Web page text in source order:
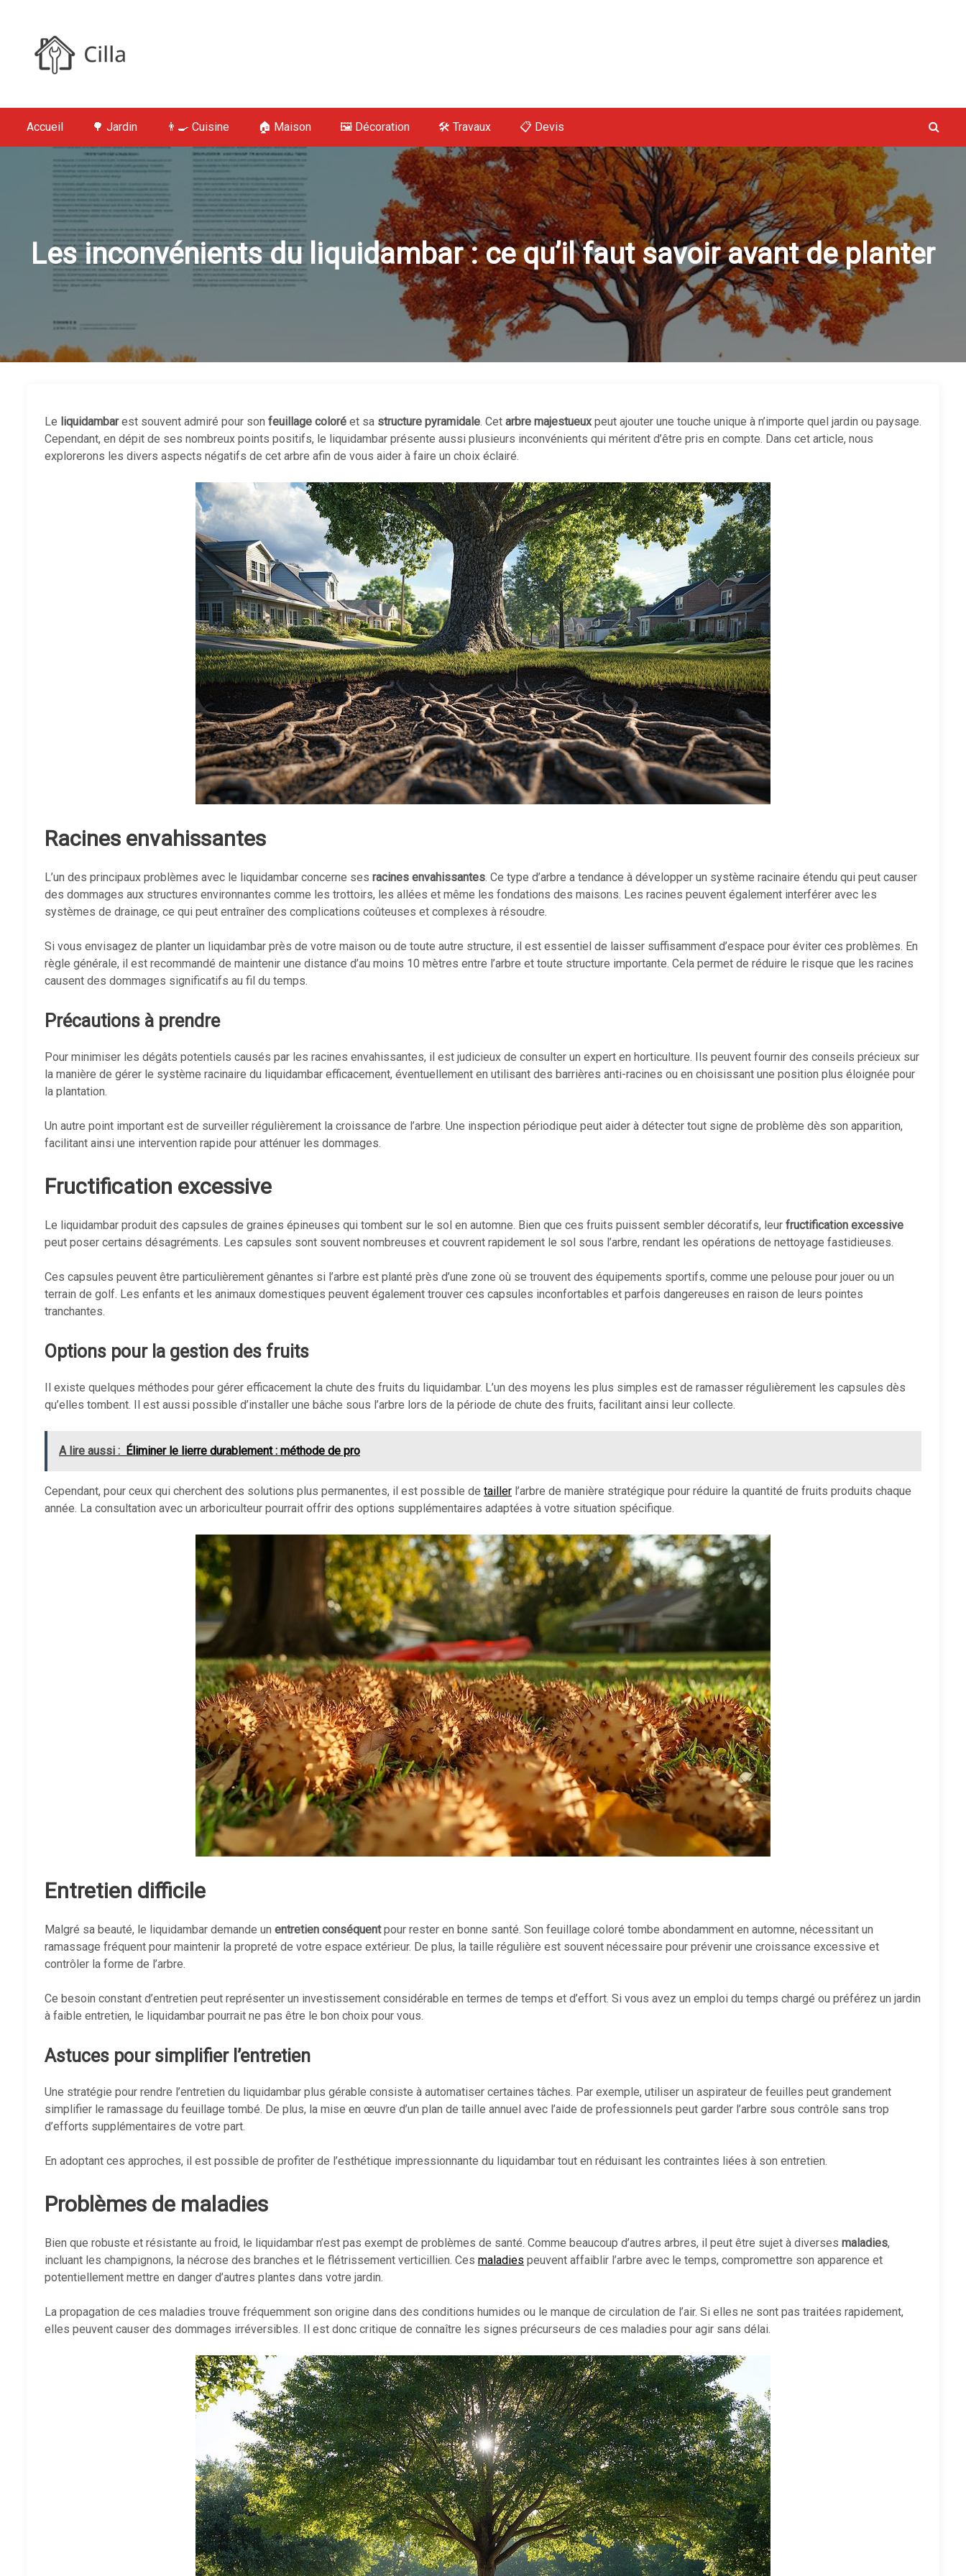
c
n
Cilla : Jardin, Maison, Déco, Travaux
Accueil 🌳 Jardin 👨‍🍳 Cuisine 🏠 Maison 🖼️ Décoration 🛠 Travaux 📋 Devis
Les inconvénients du liquidambar : ce qu’il faut savoir avant de planter
Le liquidambarest souvent admiré pour son feuillage coloré et sa structure pyramidale. Cet arbre majestueuxpeut ajouter une touche unique à n’importe quel jardin ou paysage.
Cependant, en dépit de ses nombreux points positifs, le liquidambar présente aussi plusieurs inconvénients qui méritent d’être pris en compte. Dans cet article, nous
explorerons les divers aspects négatifs de cet arbre afin de vous aider à faire un choix éclairé.
Racines envahissantes
L’un des principaux problèmes avec le liquidambar concerne ses racines envahissantes. Ce type d’arbre a tendance à développer un système racinaire étendu qui peut causer
des dommages aux structures environnantes comme les trottoirs, les allées et même les fondations des maisons. Les racines peuvent également interférer avec les
systèmes de drainage, ce qui peut entraîner des complications coûteuses et complexes à résoudre.
Si vous envisagez de planter un liquidambar près de votre maison ou de toute autre structure, il est essentiel de laisser suffisamment d’espace pour éviter ces problèmes. En
règle générale, il est recommandé de maintenir une distance d’au moins 10 mètres entre l’arbre et toute structure importante. Cela permet de réduire le risque que les racines
causent des dommages significatifs au fil du temps.
Précautions à prendre
Pour minimiser les dégâts potentiels causés par les racines envahissantes, il est judicieux de consulter un expert en horticulture. Ils peuvent fournir des conseils précieux sur
la manière de gérer le système racinaire du liquidambar efficacement, éventuellement en utilisant des barrières anti-racines ou en choisissant une position plus éloignée pour
la plantation.
Un autre point important est de surveiller régulièrement la croissance de l’arbre. Une inspection périodique peut aider à détecter tout signe de problème dès son apparition,
facilitant ainsi une intervention rapide pour atténuer les dommages.
Fructification excessive
Le liquidambar produit des capsules de graines épineuses qui tombent sur le sol en automne. Bien que ces fruits puissent sembler décoratifs, leur fructification excessive
peut poser certains désagréments. Les capsules sont souvent nombreuses et couvrent rapidement le sol sous l’arbre, rendant les opérations de nettoyage fastidieuses.
Ces capsules peuvent être particulièrement gênantes si l’arbre est planté près d’une zone où se trouvent des équipements sportifs, comme une pelouse pour jouer ou un
terrain de golf. Les enfants et les animaux domestiques peuvent également trouver ces capsules inconfortables et parfois dangereuses en raison de leurs pointes
tranchantes.
Options pour la gestion des fruits
Il existe quelques méthodes pour gérer efficacement la chute des fruits du liquidambar. L’un des moyens les plus simples est de ramasser régulièrement les capsules dès
qu’elles tombent. Il est aussi possible d’installer une bâche sous l’arbre lors de la période de chute des fruits, facilitant ainsi leur collecte.
A lire aussi : Éliminer le lierre durablement : méthode de pro
Cependant, pour ceux qui cherchent des solutions plus permanentes, il est possible de tailler l’arbre de manière stratégique pour réduire la quantité de fruits produits chaque
année. La consultation avec un arboriculteur pourrait offrir des options supplémentaires adaptées à votre situation spécifique.
Entretien difficile
Malgré sa beauté, le liquidambar demande un entretien conséquentpour rester en bonne santé. Son feuillage coloré tombe abondamment en automne, nécessitant un
ramassage fréquent pour maintenir la propreté de votre espace extérieur. De plus, la taille régulière est souvent nécessaire pour prévenir une croissance excessive et
contrôler la forme de l’arbre.
Ce besoin constant d’entretien peut représenter un investissement considérable en termes de temps et d’effort. Si vous avez un emploi du temps chargé ou préférez un jardin
à faible entretien, le liquidambar pourrait ne pas être le bon choix pour vous.
Astuces pour simplifier l’entretien
Une stratégie pour rendre l’entretien du liquidambar plus gérable consiste à automatiser certaines tâches. Par exemple, utiliser un aspirateur de feuilles peut grandement
simplifier le ramassage du feuillage tombé. De plus, la mise en œuvre d’un plan de taille annuel avec l’aide de professionnels peut garder l’arbre sous contrôle sans trop
d’efforts supplémentaires de votre part.
En adoptant ces approches, il est possible de profiter de l’esthétique impressionnante du liquidambar tout en réduisant les contraintes liées à son entretien.
Problèmes de maladies
Bien que robuste et résistante au froid, le liquidambar n’est pas exempt de problèmes de santé. Comme beaucoup d’autres arbres, il peut être sujet à diverses maladies,
incluant les champignons, la nécrose des branches et le flétrissement verticillien. Ces maladies peuvent affaiblir l’arbre avec le temps, compromettre son apparence et
potentiellement mettre en danger d’autres plantes dans votre jardin.
La propagation de ces maladies trouve fréquemment son origine dans des conditions humides ou le manque de circulation de l’air. Si elles ne sont pas traitées rapidement,
elles peuvent causer des dommages irréversibles. Il est donc critique de connaître les signes précurseurs de ces maladies pour agir sans délai.